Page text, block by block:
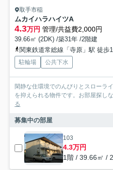
取手市稲
ムカイハラハイツA
4.3万円 管理/共益費2,000円
39.66㎡ (2DK) /築31年 /2階建
関東鉄道常総線「寺原」駅 徒歩
駐輪場 公共下水
閑静な住環境でのんびりとスローラ
を抑えられる物件です。お部屋探し
る
募集中の部屋
103
4.3万円
1階 / 39.66㎡ /